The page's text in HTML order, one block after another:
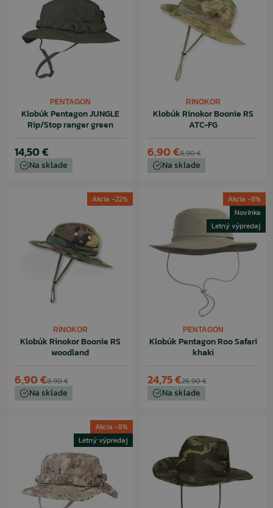
PENTAGON
Klobúk Pentagon JUNGLE
Rip/Stop ranger green
14,50 €
Na sklade
RINOKOR
Klobúk Rinokor Boonie RS
ATC-FG
8,90 €
6,90 €
Na sklade
Akcia -22%
RINOKOR
Klobúk Rinokor Boonie RS
woodland
8,90 €
6,90 €
Na sklade
Akcia -8%
Novinka
Letný výpredaj
PENTAGON
Klobúk Pentagon Roo Safari
khaki
26,90 €
24,75 €
Na sklade
Akcia -8%
Letný výpredaj